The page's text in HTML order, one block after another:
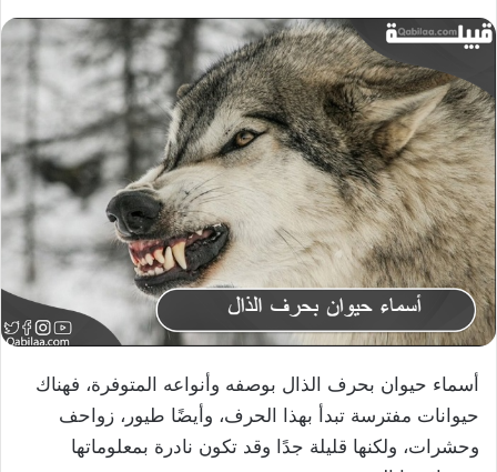
أسماء حيوان بحرف الذال بوصفه وأنواعه المتوفرة، فهناك
حيوانات مفترسة تبدأ بهذا الحرف، وأيضًا طيور، زواحف
وحشرات، ولكنها قليلة جدًا وقد تكون نادرة بمعلوماتها